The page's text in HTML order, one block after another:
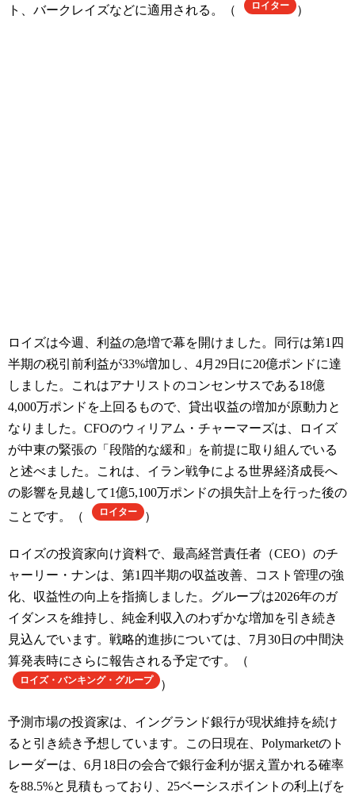
ト、バークレイズなどに適用される。（ ロイター ）
ロイズは今週、利益の急増で幕を開けました。同行は第1四
半期の税引前利益が33%増加し、4月29日に20億ポンドに達
しました。これはアナリストのコンセンサスである18億
4,000万ポンドを上回るもので、貸出収益の増加が原動力と
なりました。CFOのウィリアム・チャーマーズは、ロイズ
が中東の緊張の「段階的な緩和」を前提に取り組んでいる
と述べました。これは、イラン戦争による世界経済成長へ
の影響を見越して1億5,100万ポンドの損失計上を行った後の
ことです。（
ロイター ）
ロイズの投資家向け資料で、最高経営責任者（CEO）のチ
ャーリー・ナンは、第1四半期の収益改善、コスト管理の強
化、収益性の向上を指摘しました。グループは2026年のガ
イダンスを維持し、純金利収入のわずかな増加を引き続き
見込んでいます。戦略的進捗については、7月30日の中間決
算発表時にさらに報告される予定です。（
ロイズ・バンキング・グループ ）
予測市場の投資家は、イングランド銀行が現状維持を続け
ると引き続き予想しています。この日現在、Polymarketのト
レーダーは、6月18日の会合で銀行金利が据え置かれる確率
を88.5%と見積もっており、25ベーシスポイントの利上げを